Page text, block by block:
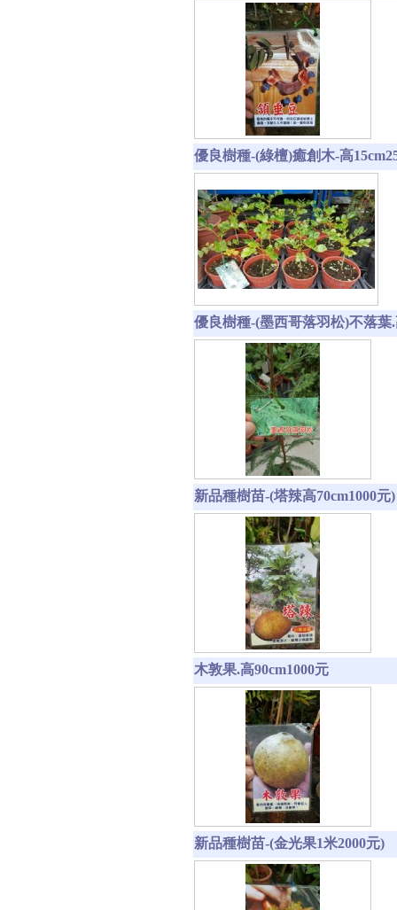
優良樹種-(綠檀)癒創木-高
優良樹種-(墨西哥落羽松)不落葉
新品種樹苗-(塔辣高70cm1000元)
木敦果.高90cm1000元
新品種樹苗-(金光果1米2000元)